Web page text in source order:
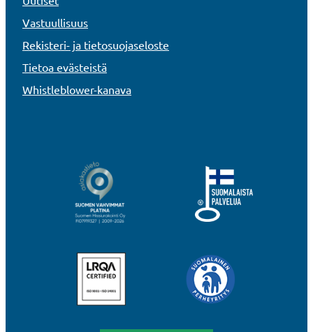
Vastuullisuus
Rekisteri- ja tietosuojaseloste
Tietoa evästeistä
Whistleblower-kanava